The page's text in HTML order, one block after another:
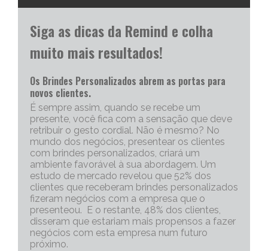
Siga as dicas da Remind e colha
muito mais resultados!
Os Brindes Personalizados abrem as portas para
novos clientes.
É sempre assim, quando se recebe um
presente, você fica com a sensação que deve
retribuir o gesto cordial. Não é mesmo? No
mundo dos negócios, presentear os clientes
com brindes personalizados, criará um
ambiente favorável à sua abordagem. Um
estudo de mercado revelou que 52% dos
clientes que receberam brindes personalizados
fizeram negócios com a empresa que o
presenteou. E o restante, 48% dos clientes,
disseram que estariam mais propensos a fazer
negócios com esta empresa num futuro
próximo.